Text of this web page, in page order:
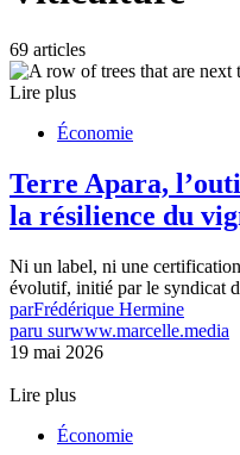
69 articles
Lire plus
Économie
Terre Apara,
la résilience du
Ni un label, ni une
évolutif, initié par le syndicat
parFrédérique Hermine
paru surwww.marcelle.media
19 mai 2026
Lire plus
Économie